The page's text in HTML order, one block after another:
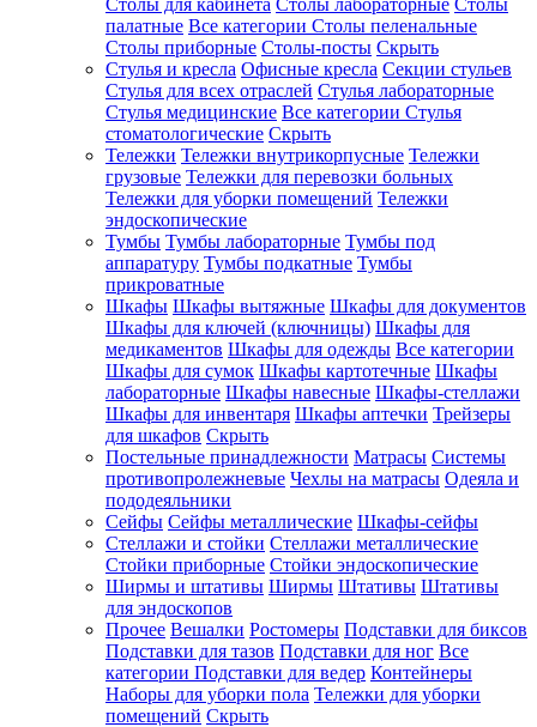
Столы для кабинета Столы лабораторные Столы
палатные Все категории Столы пеленальные
Столы приборные Столы-посты Скрыть
Стулья и кресла Офисные кресла Секции стульев
Стулья для всех отраслей Стулья лабораторные
Стулья медицинские Все категории Стулья
стоматологические Скрыть
Тележки Тележки внутрикорпусные Тележки
грузовые Тележки для перевозки больных
Тележки для уборки помещений Тележки
эндоскопические
Тумбы Тумбы лабораторные Тумбы под
аппаратуру Тумбы подкатные Тумбы
прикроватные
Шкафы Шкафы вытяжные Шкафы для документов
Шкафы для ключей (ключницы) Шкафы для
медикаментов Шкафы для одежды Все категории
Шкафы для сумок Шкафы картотечные Шкафы
лабораторные Шкафы навесные Шкафы-стеллажи
Шкафы для инвентаря Шкафы аптечки Трейзеры
для шкафов Скрыть
Постельные принадлежности Матрасы Системы
противопролежневые Чехлы на матрасы Одеяла и
пододеяльники
Сейфы Сейфы металлические Шкафы-сейфы
Стеллажи и стойки Стеллажи металлические
Стойки приборные Стойки эндоскопические
Ширмы и штативы Ширмы Штативы Штативы
для эндоскопов
Прочее Вешалки Ростомеры Подставки для биксов
Подставки для тазов Подставки для ног Все
категории Подставки для ведер Контейнеры
Наборы для уборки пола Тележки для уборки
помещений Скрыть